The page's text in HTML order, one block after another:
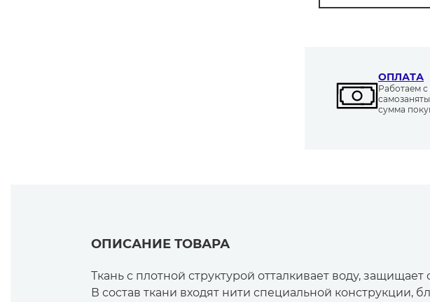
ОПЛАТА
Работаем
сумма
ОПИСАНИЕ ТОВАРА
Ткань с плотной структурой отталкивает воду, защищает
В состав ткани входят нити специальной конструкции,